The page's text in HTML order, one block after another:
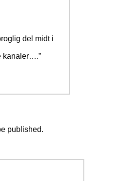
del midt i
kanaler….”
published.